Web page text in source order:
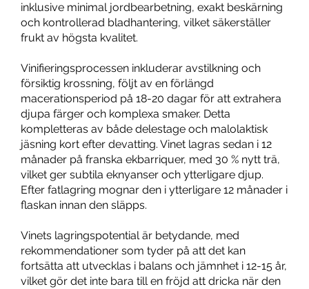
inklusive minimal jordbearbetning, exakt beskärning
och kontrollerad bladhantering, vilket säkerställer
frukt av högsta kvalitet.
Vinifieringsprocessen inkluderar avstilkning och
försiktig krossning, följt av en förlängd
macerationsperiod på 18-20 dagar för att extrahera
djupa färger och komplexa smaker. Detta
kompletteras av både delestage och malolaktisk
jäsning kort efter devatting. Vinet lagras sedan i 12
månader på franska ekbarriquer, med 30 % nytt trä,
vilket ger subtila eknyanser och ytterligare djup.
Efter fatlagring mognar den i ytterligare 12 månader i
flaskan innan den släpps.
Vinets lagringspotential är betydande, med
rekommendationer som tyder på att det kan
fortsätta att utvecklas i balans och jämnhet i 12-15 år,
vilket gör det inte bara till en fröjd att dricka när den